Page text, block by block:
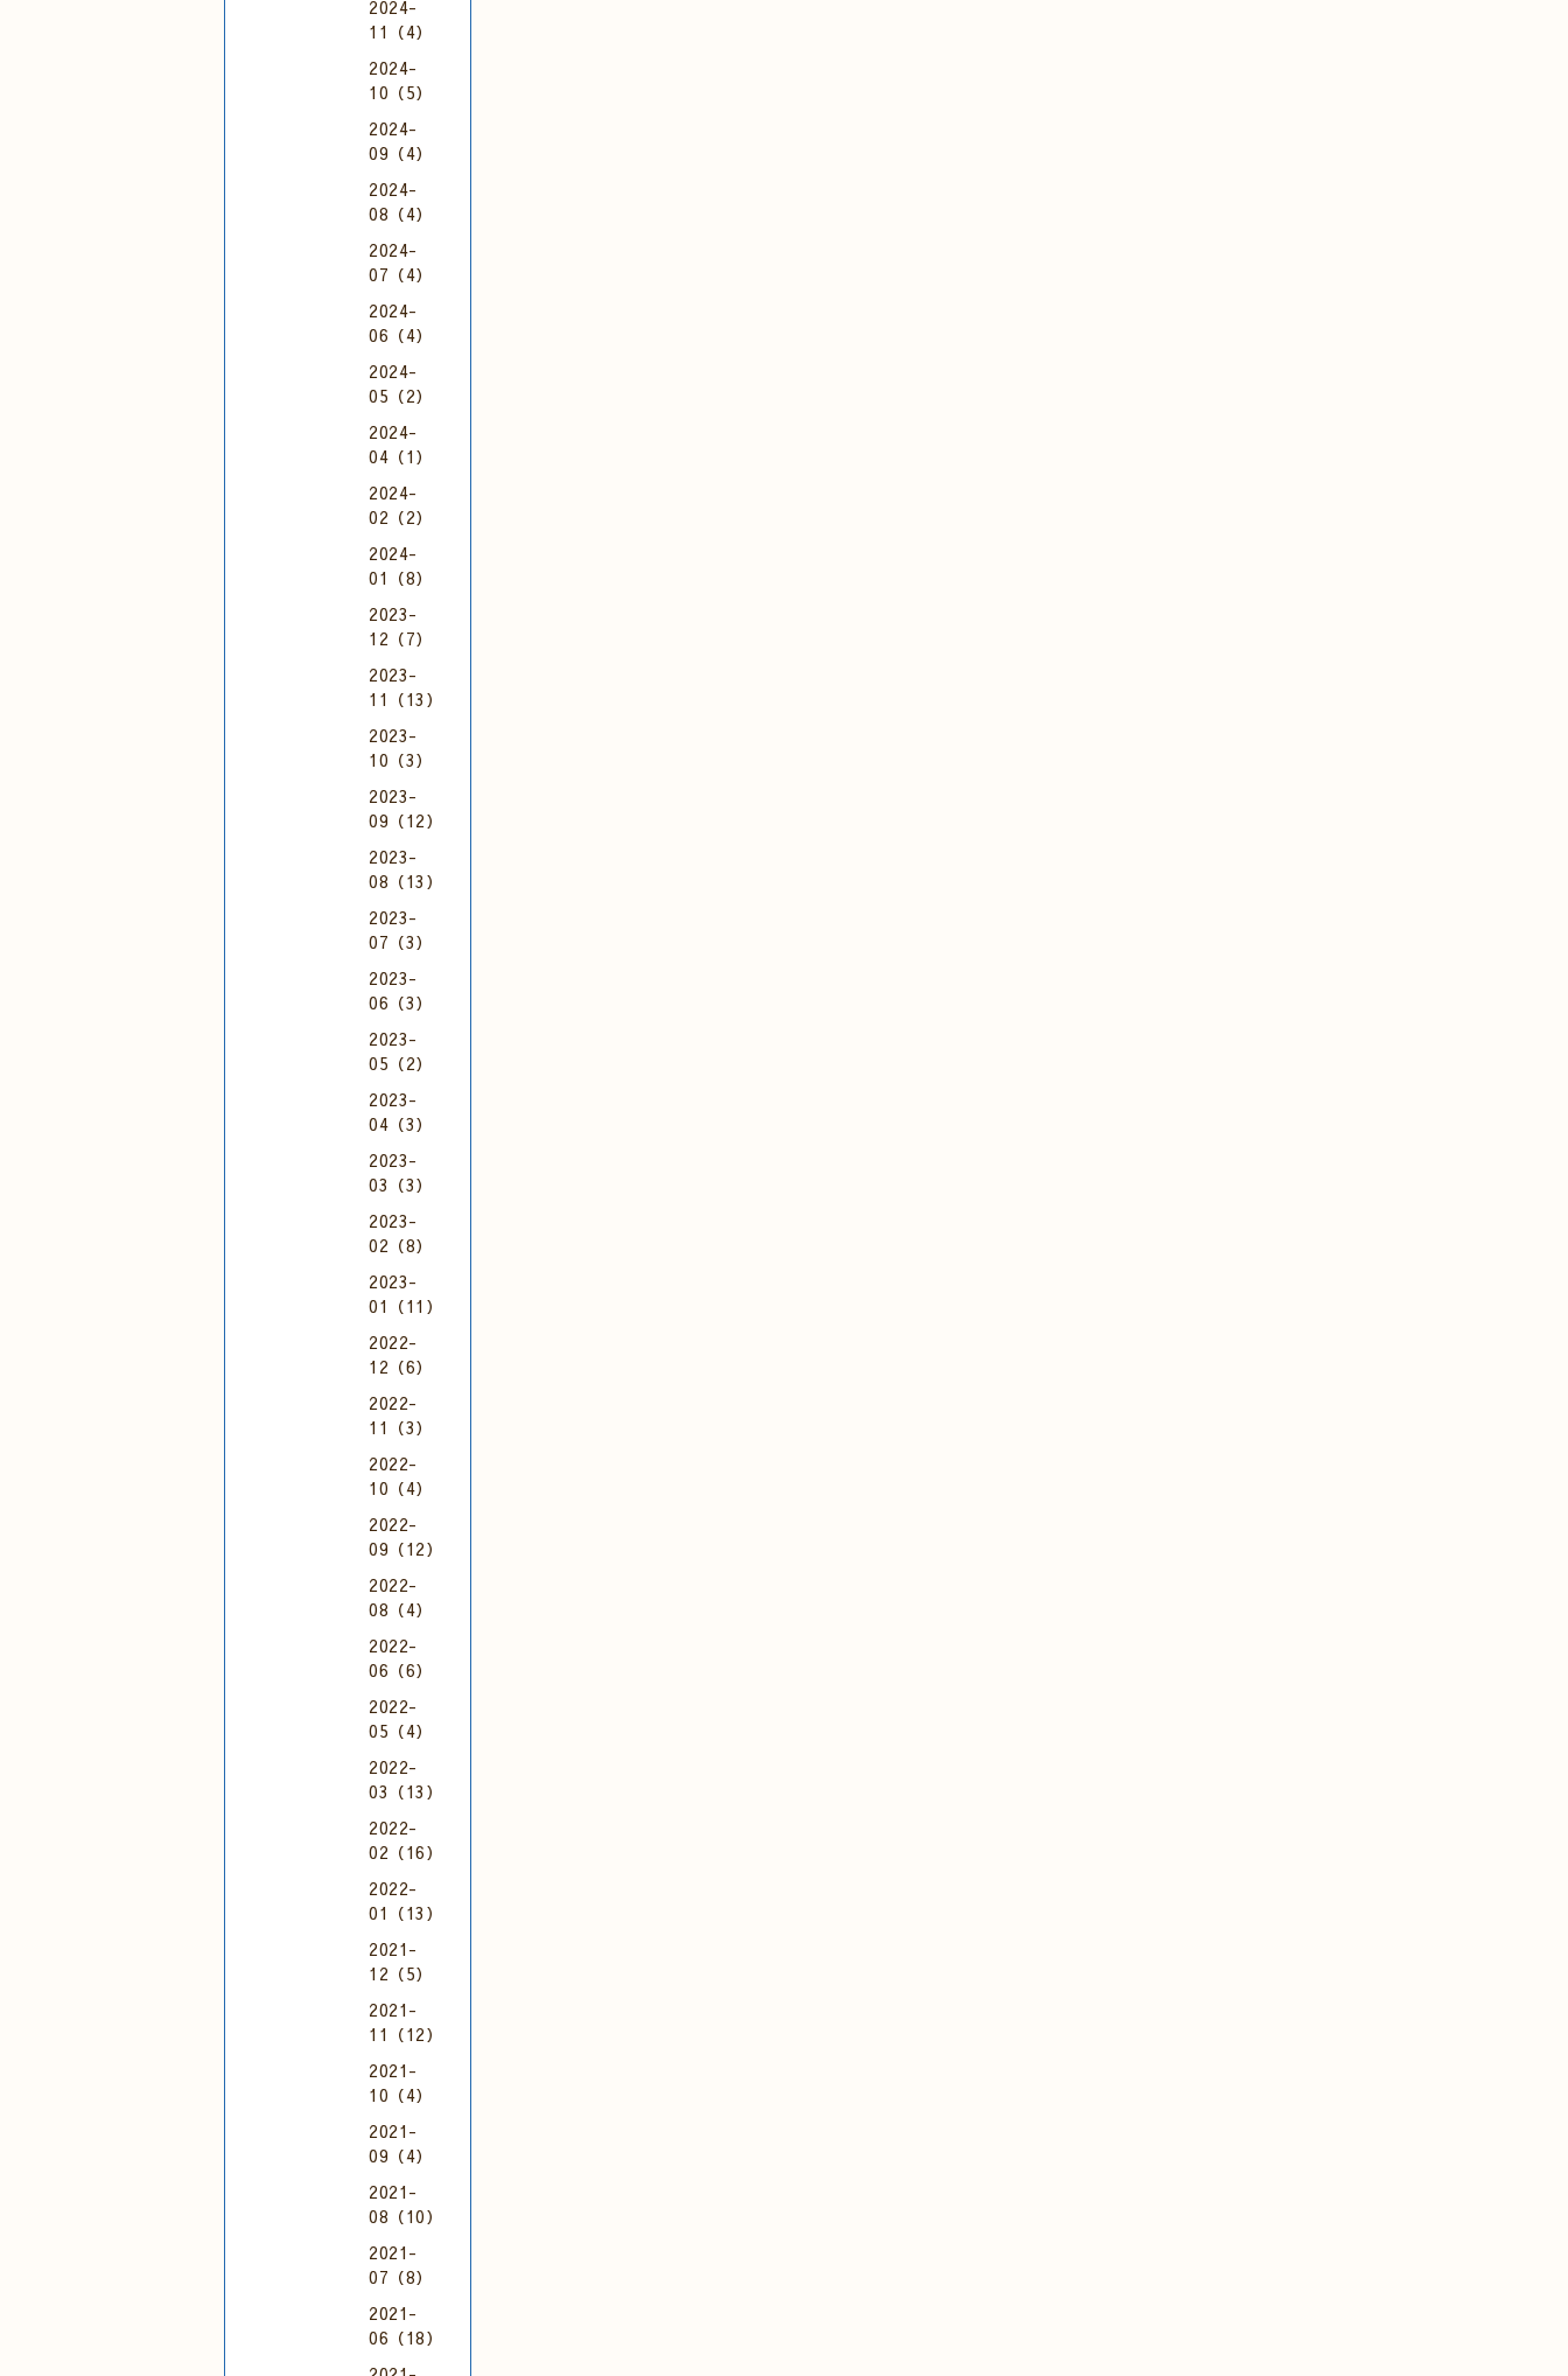
2024-
11（4）
2024-
10（5）
2024-
09（4）
2024-
08（4）
2024-
07（4）
2024-
06（4）
2024-
05（2）
2024-
04（1）
2024-
02（2）
2024-
01（8）
2023-
12（7）
2023-
11（13）
2023-
10（3）
2023-
09（12）
2023-
08（13）
2023-
07（3）
2023-
06（3）
2023-
05（2）
2023-
04（3）
2023-
03（3）
2023-
02（8）
2023-
01（11）
2022-
12（6）
2022-
11（3）
2022-
10（4）
2022-
09（12）
2022-
08（4）
2022-
06（6）
2022-
05（4）
2022-
03（13）
2022-
02（16）
2022-
01（13）
2021-
12（5）
2021-
11（12）
2021-
10（4）
2021-
09（4）
2021-
08（10）
2021-
07（8）
2021-
06（18）